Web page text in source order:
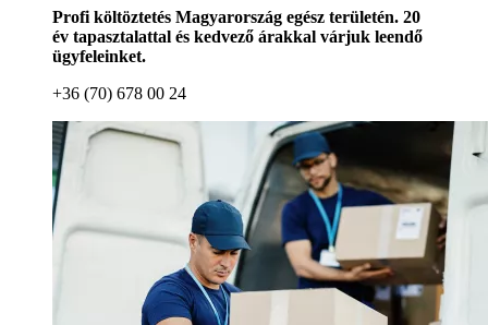
Profi költöztetés Magyarország egész területén. 20
év tapasztalattal és kedvező árakkal várjuk leendő
ügyfeleinket.
+36 (70) 678 00 24